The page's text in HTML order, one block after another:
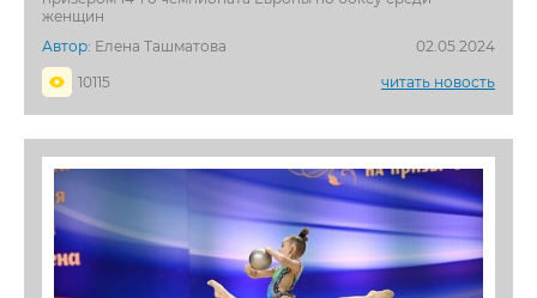
женщин
Автор: Елена Ташматова
02.05.2024
10115
читать новость